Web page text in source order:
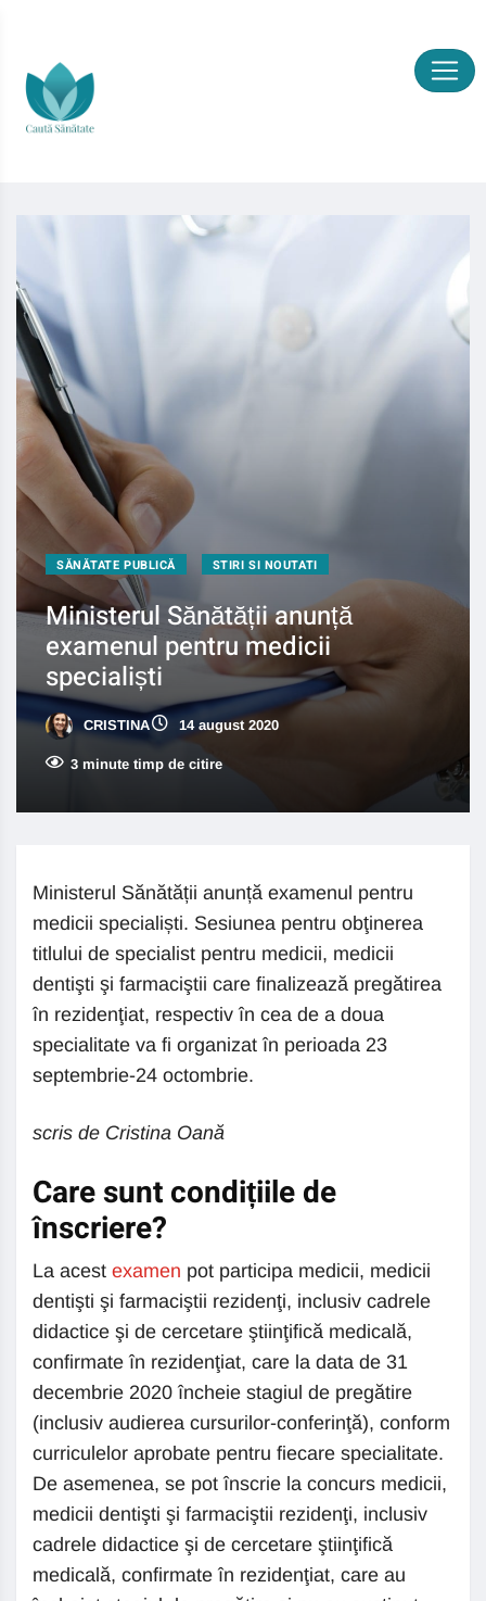
SĂNĂTATE PUBLICĂ STIRI SI NOUTATI
Ministerul Sănătății anunță
examenul pentru medicii
specialiști
CRISTINA 14 august 2020
3 minute timp de citire
Ministerul Sănătății anunță examenul pentru
medicii specialiști. Sesiunea pentru obţinerea
titlului de specialist pentru medicii, medicii
dentişti şi farmaciştii care finalizează pregătirea
în rezidenţiat, respectiv în cea de a doua
specialitate va fi organizat în perioada 23
septembrie-24 octombrie.
scris de Cristina Oană
Care sunt condițiile de
înscriere?
La acest examen pot participa medicii, medicii
dentişti şi farmaciştii rezidenţi, inclusiv cadrele
didactice şi de cercetare ştiinţifică medicală,
confirmate în rezidenţiat, care la data de 31
decembrie 2020 încheie stagiul de pregătire
(inclusiv audierea cursurilor-conferinţă), conform
curriculelor aprobate pentru fiecare specialitate.
De asemenea, se pot înscrie la concurs medicii,
medicii dentişti şi farmaciştii rezidenţi, inclusiv
cadrele didactice şi de cercetare ştiinţifică
medicală, confirmate în rezidenţiat, care au